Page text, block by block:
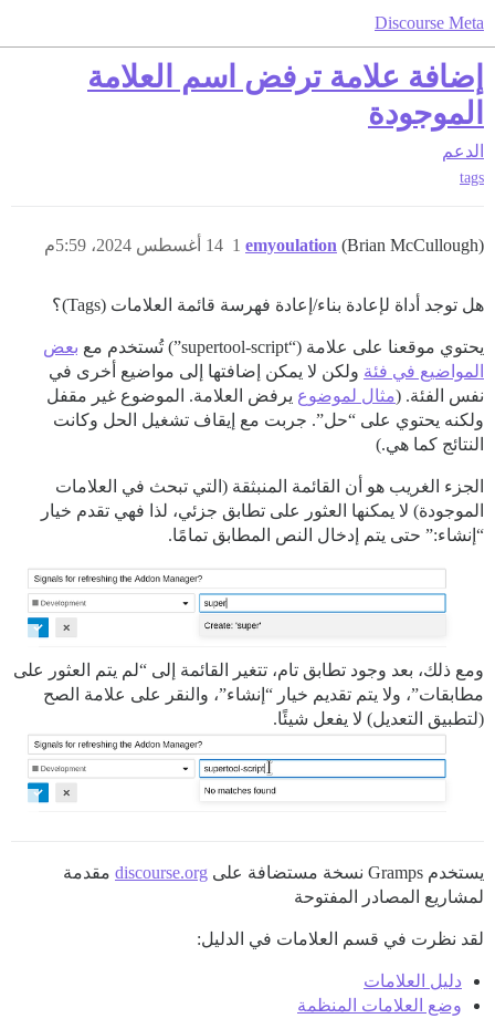
Discourse Meta
إضافة علامة ترفض اسم العلامة
الموجودة
الدعم
tags
emyoulation (Brian McCullough) 14 أغسطس 2024، 5:59م 1
هل توجد أداة لإعادة بناء/إعادة فهرسة قائمة العلامات (Tags)؟
يحتوي موقعنا على علامة (“supertool-script”) تُستخدم مع
بعض
المواضيع في فئة ولكن لا يمكن إضافتها إلى مواضيع أخرى في
نفس الفئة. (مثال لموضوع يرفض العلامة. الموضوع غير مقفل
ولكنه يحتوي على “حل”. جربت مع إيقاف تشغيل الحل وكانت
النتائج كما هي.)
الجزء الغريب هو أن القائمة المنبثقة (التي تبحث في العلامات
الموجودة) لا يمكنها العثور على تطابق جزئي، لذا فهي تقدم خيار
“إنشاء:” حتى يتم إدخال النص المطابق تمامًا.
ومع ذلك، بعد وجود تطابق تام، تتغير القائمة إلى “لم يتم العثور على
مطابقات”، ولا يتم تقديم خيار “إنشاء”، والنقر على علامة الصح
(لتطبيق التعديل) لا يفعل شيئًا.
يستخدم Gramps نسخة مستضافة على discourse.org مقدمة
لمشاريع المصادر المفتوحة
لقد نظرت في قسم العلامات في الدليل:
دليل العلامات
وضع العلامات المنظمة